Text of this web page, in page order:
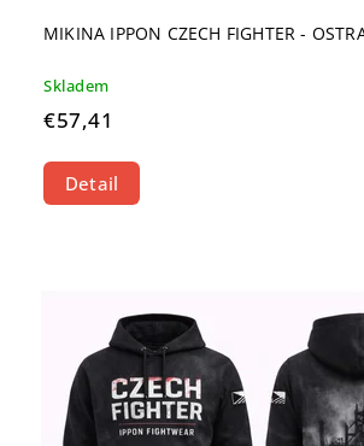
MIKINA IPPON CZECH FIGHTER -
Skladem
€57,41
Detail